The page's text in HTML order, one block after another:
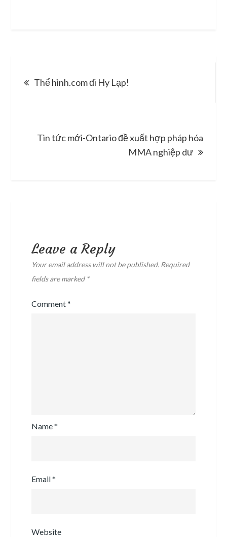
navigation
Thể hình.com đi Hy Lạp!
Tin tức mới-Ontario đề xuất hợp pháp hóa
MMA nghiệp dư
Leave a Reply
Your email address will not be published. Required
fields are marked *
Comment*
Name*
Email*
Website